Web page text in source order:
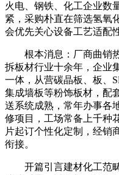
火电、钢铁、化工企业数
紧，采购朴直在筛选氢氧
会优先关心设备工艺适配
根本消息：厂商曲销热
拆板材行业十余年，企业
一体，从营碳晶板、板、
集成墙板等粉饰板材，配
送系统成熟，常年办事各
修项目，工场常备上千种
片起订个性化定制，经销
衔接。
开篇引言建材化工范畴